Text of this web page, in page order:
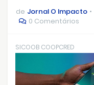
de Jornal O Impacto
0 Comentários
SICOOB COOPCRED